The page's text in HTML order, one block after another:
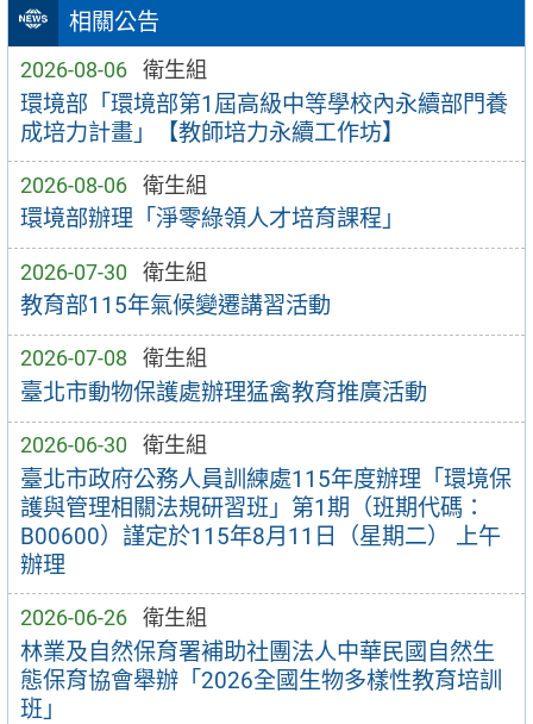
相關公告
2026-08-06 衛生組
環境部「環境部第1屆高級中等學校內永續部門養
成培力計畫」【教師培力永續工作坊】
2026-08-06 衛生組
環境部辦理「淨零綠領人才培育課程」
2026-07-30 衛生組
教育部115年氣候變遷講習活動
2026-07-08 衛生組
臺北市動物保護處辦理猛禽教育推廣活動
2026-06-30 衛生組
臺北市政府公務人員訓練處115年度辦理「環境保
護與管理相關法規研習班」第1期（班期代碼：
B00600）謹定於115年8月11日（星期二） 上午
辦理
2026-06-26 衛生組
林業及自然保育署補助社團法人中華民國自然生
態保育協會舉辦「2026全國生物多樣性教育培訓
班」